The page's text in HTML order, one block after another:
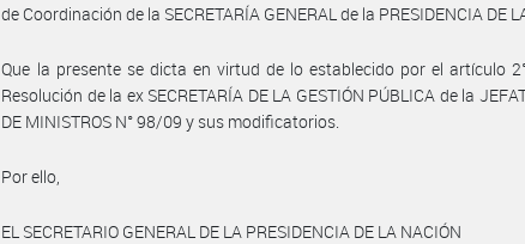
de Coordinación de la SECRETARÍA GENERAL de la PRESIDENCIA DE
Que la presente se dicta en virtud de lo establecido por el artículo
Resolución de la ex SECRETARÍA DE LA GESTIÓN PÚBLICA de la
DE MINISTROS N° 98/09 y sus modificatorios.
Por ello,
EL SECRETARIO GENERAL DE LA PRESIDENCIA DE LA NACIÓN